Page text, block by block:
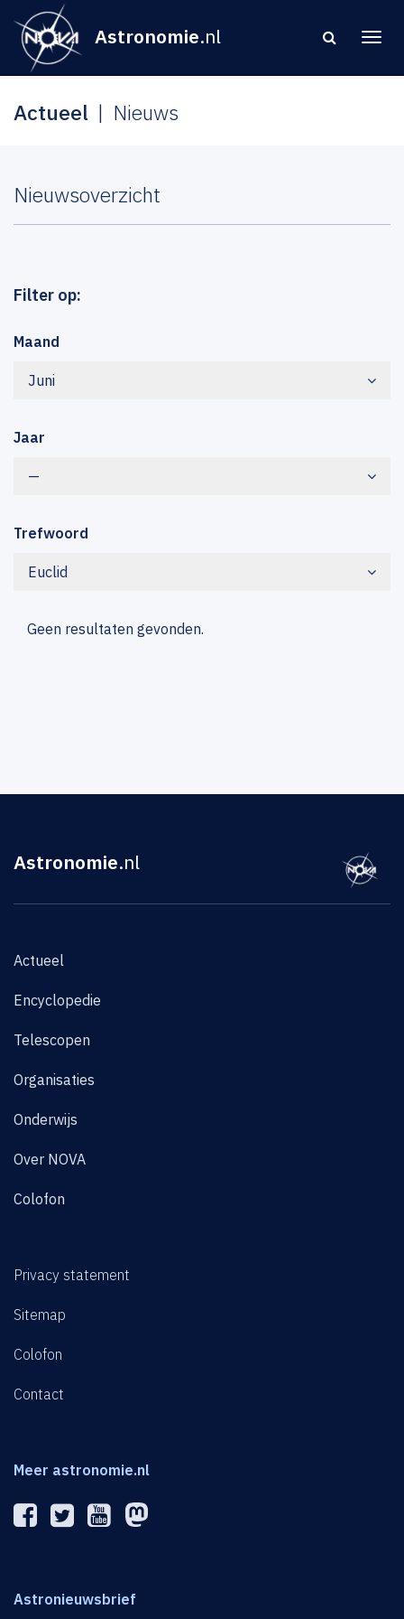
Astronomie.nl
Actueel Nieuws
Nieuwsoverzicht
Filter op:
Maand
Juni
Jaar
—
Trefwoord
Euclid
Geen resultaten gevonden.
Astronomie.nl
Actueel
Encyclopedie
Telescopen
Organisaties
Onderwijs
Over NOVA
Colofon
Privacy statement
Sitemap
Colofon
Contact
Meer astronomie.nl
Astronieuwsbrief